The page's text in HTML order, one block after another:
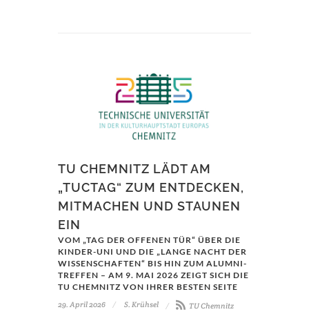
TU CHEMNITZ LÄDT AM
„TUCTAG“ ZUM ENTDECKEN,
MITMACHEN UND STAUNEN
EIN
VOM „TAG DER OFFENEN TÜR“ ÜBER DIE
KINDER-UNI UND DIE „LANGE NACHT DER
WISSENSCHAFTEN“ BIS HIN ZUM ALUMNI-
TREFFEN – AM 9. MAI 2026 ZEIGT SICH DIE
TU CHEMNITZ VON IHRER BESTEN SEITE
29. April 2026
S. Krühsel TU Chemnitz